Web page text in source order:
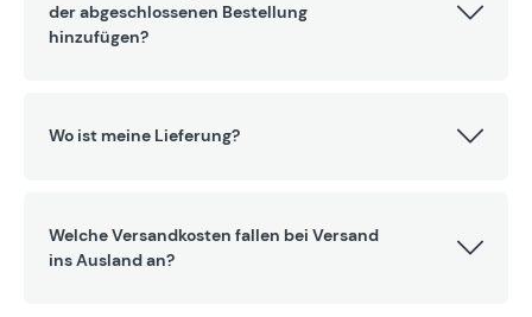
der abgeschlossenen Bestellung
hinzufügen?
Wo ist meine Lieferung?
Welche Versandkosten fallen bei Versand
ins Ausland an?